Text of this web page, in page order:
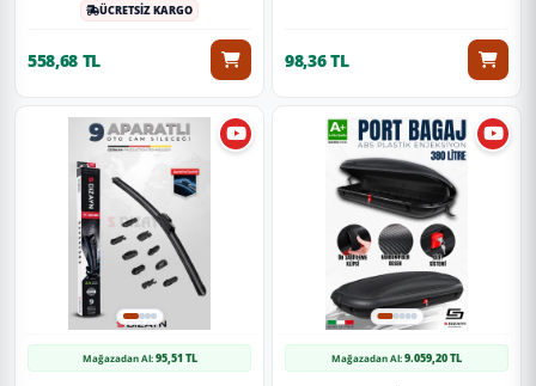
ÜCRETSİZ KARGO
558,68 TL 98,36 TL
Mağazadan Al:95,51 TL Mağazadan Al:9.059,20 TL